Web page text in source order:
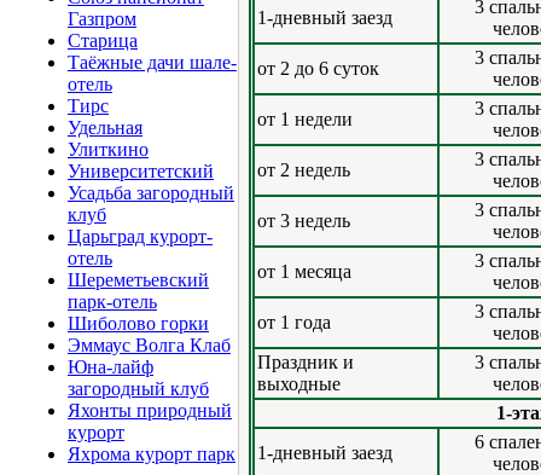
Газпром
Старица
Таёжные дачи шале-
отель
Тирс
Удельная
Улиткино
Университетский
Усадьба загородный
клуб
Царьград курорт-
отель
Шереметьевский
парк-отель
Шиболово горки
Эммаус Волга Клаб
Юна-лайф
загородный клуб
Яхонты природный
курорт
Яхрома курорт парк
1-дневный заезд
3
от 2 до 6 суток
3
от 1 недели
3
от 2 недель
3
от 3 недель
3
от 1 месяца
3
от 1 года
3
Праздник и
выходные
3
1-
1-дневный заезд
6